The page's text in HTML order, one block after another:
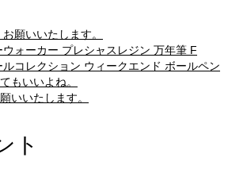
願いいたします。
ォーカー プレシャスレジン 万年筆 F
コレクション ウィークエンド ボールペン
もいいよね。
いいたします。
ト